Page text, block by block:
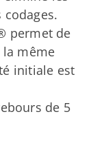
permet de
même
initiale est
de 5